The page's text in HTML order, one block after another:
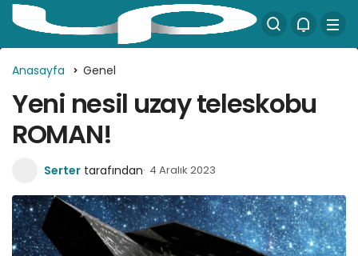
Anasayfa Genel
Yeni nesil uzay teleskobu
ROMAN!
Serter tarafından 4 Aralık 2023